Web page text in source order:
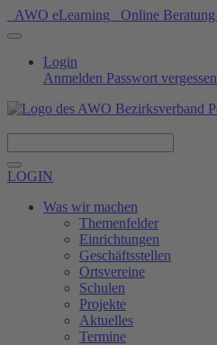
AWO eLearning Online Beratung
Login
Anmelden Passwort vergessen
LOGIN
Was wir machen
Themenfelder
Einrichtungen
Geschäftsstellen
Ortsvereine
Schulen
Projekte
Aktuelles
Termine